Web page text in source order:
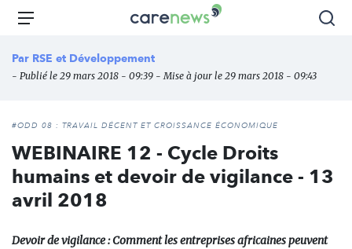
Aller
principal
Carenews,
des
l'engagement
Menu
Par RSE et Développement
- Publié le 29 mars 2018 - 09:39 - Mise à jour le 29 mars 2018 - 09:43
#ODD 08 : TRAVAIL DÉCENT ET CROISSANCE ÉCONOMIQUE
WEBINAIRE 12 - Cycle Droits
humains et devoir de vigilance - 13
avril 2018
Devoir de vigilance : Comment les entreprises africaines peuvent